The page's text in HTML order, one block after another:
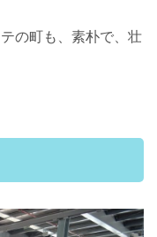
の町も、素朴で、壮